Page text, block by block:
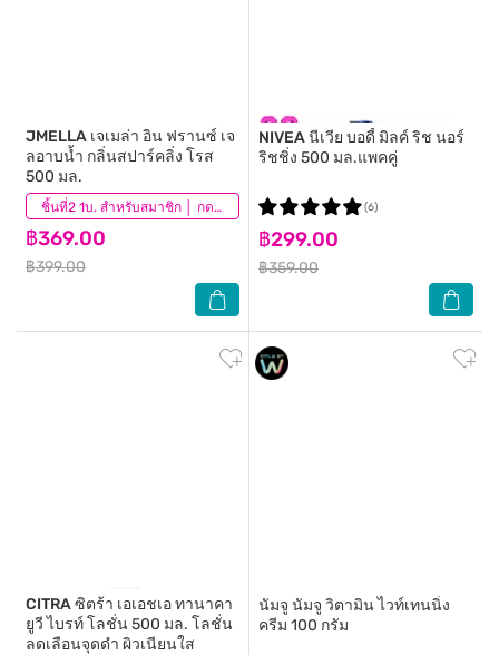
ชิ้นที่2 1บ. สำหรับสมาชิก │ กดสินค้า 2 ชิ้นเพื่อรับโปรโมชันนี้
JMELLA เจเมล่า อิน ฟรานซ์ เจ
ลอาบน้ำ กลิ่นสปาร์คลิ่ง โรส
500 มล.
฿369.00
฿399.00
(41)
NIVEAนีเวีย บอดี้ มิลค์ ริช นอร์
ริชชิ่ง 500 มล.แพคคู่
฿299.00
฿359.00
(6)
CITRAซิตร้า เอเอชเอ ทานาคา
ยูวี ไบรท์ โลชั่น 500 มล. โลชั่น
ลดเลือนจุดดำ ผิวเนียนใส
นัมจู นัมจู วิตามิน ไวท์เทนนิ่ง
ครีม 100 กรัม